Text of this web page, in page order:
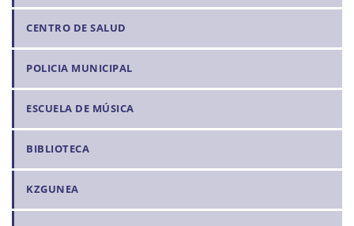
CENTRO DE SALUD
POLICIA MUNICIPAL
ESCUELA DE MÚSICA
BIBLIOTECA
KZGUNEA